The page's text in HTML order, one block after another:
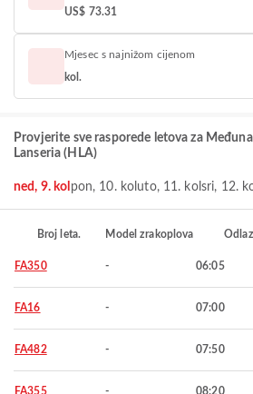
US$ 73.31
Mjesec s najnižom cijenom
kol.
Provjerite sve rasporede letova za
Lanseria (HLA)
ned, 9. kol pon, 10. kol uto, 11. kol sri, 12.
Broj leta. Model zrakoplova
FA350 - 06:05
FA16 - 07:00
FA482 - 07:50
FA355 - 08:20